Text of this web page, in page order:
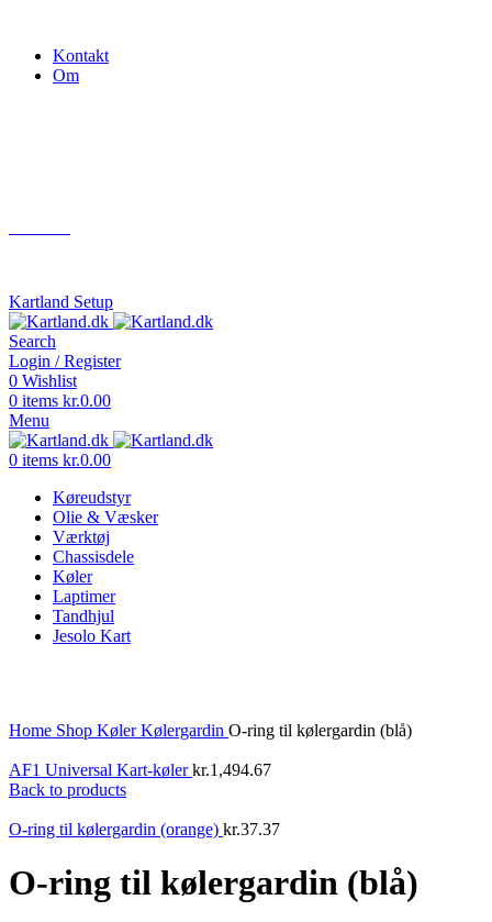
Kontakt
Om
Kartland Setup
Search
Login / Register
0 Wishlist
0 items kr.0.00
Menu
0 items kr.0.00
Køreudstyr
Olie & Væsker
Værktøj
Chassisdele
Køler
Laptimer
Tandhjul
Jesolo Kart
Home Shop KølerKølergardin O-ring til kølergardin (blå)
AF1 Universal Kart-kølerkr.1,494.67
Back to products
O-ring til kølergardin (orange) kr.37.37
O-ring til kølergardin (blå)